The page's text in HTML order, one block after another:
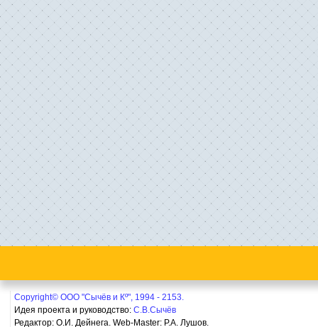
Copyright© ООО "Сычёв и Кº", 1994 - 2153.
Идея проекта и руководство: С.В.Сычёв
Редактор: О.И. Дейнега. Web-Master: Р.А. Лушов.